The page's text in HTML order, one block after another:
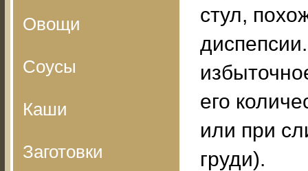
Овощи
Соусы
Каши
Заготовки
стул,
его
или при
груди).